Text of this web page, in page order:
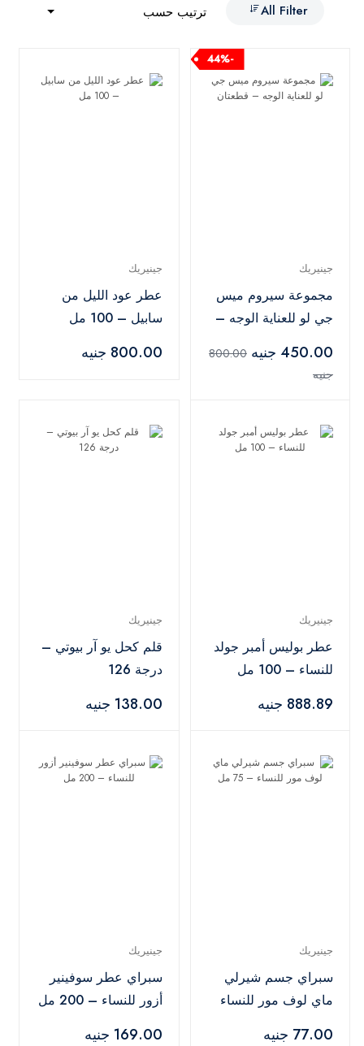
All Filter
ترتيب حسب
-44%
جينيريك
مجموعة سيروم ميس
جي لو للعناية الوجه –
450.00 جنيه
800.00
جنيه
جينيريك
عطر عود الليل من
سابيل – 100 مل
800.00 جنيه
جينيريك
عطر بوليس أمبر جولد
للنساء – 100 مل
888.89 جنيه
جينيريك
قلم كحل يو آر بيوتي –
درجة 126
138.00 جنيه
جينيريك
سبراي جسم شيرلي
ماي لوف مور للنساء
77.00 جنيه
جينيريك
سبراي عطر سوفينير
أزور للنساء – 200 مل
169.00 جنيه